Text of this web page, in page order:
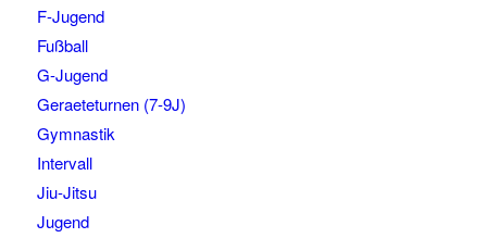
F-Jugend
Fußball
G-Jugend
Geraeteturnen (7-9J)
Gymnastik
Intervall
Jiu-Jitsu
Jugend